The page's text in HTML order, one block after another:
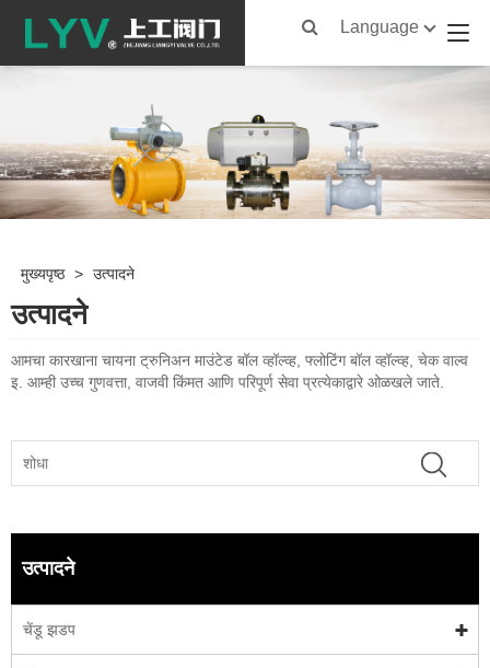
Language
मुख्यपृष्ठ > उत्पादने
उत्पादने
आमचा कारखाना चायना ट्रुनिअन माउंटेड बॉल व्हॉल्व्ह, फ्लोटिंग बॉल व्हॉल्व्ह, चेक वाल्व
इ. आम्ही उच्च गुणवत्ता, वाजवी किंमत आणि परिपूर्ण सेवा प्रत्येकाद्वारे ओळखले जाते.
उत्पादने
चेंडू झडप